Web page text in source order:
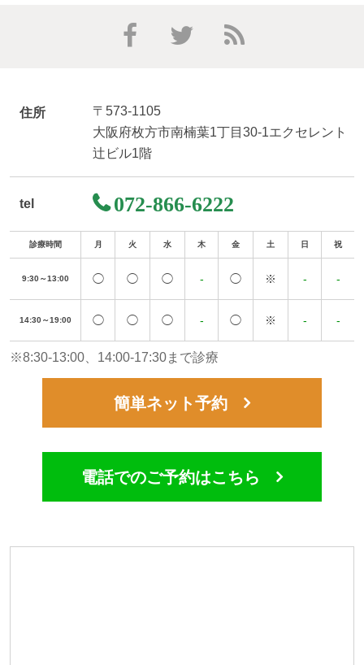
住所
〒573-1105
大阪府枚方市南楠葉1丁目30-1エクセレント
辻ビル1階
tel 072-866-6222
診療時間 月 火 水 木 金 土 日 祝
9:30～13:00 ◯ ◯ ◯ - ◯ ※ - -
14:30～19:00 ◯ ◯ ◯ - ◯ ※ - -
※8:30-13:00、14:00-17:30まで診療
簡単ネット予約
電話でのご予約はこちら